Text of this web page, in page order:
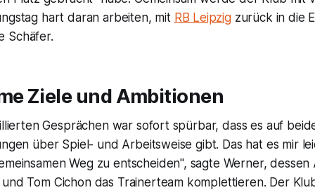
hart daran arbeiten, mit RB Leipzigzurück in die
Schäfer.
Ziele und Ambitionen
Gesprächen war sofort spürbar, dass es auf
über Spiel- und Arbeitsweise gibt. Das hat es mir
Weg zu entscheiden", sagte Werner, dessen
Tom Cichon das Trainerteam komplettieren. Der